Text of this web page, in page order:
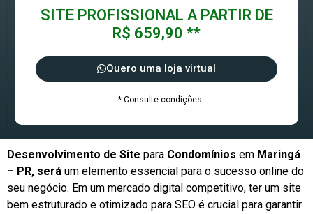
SITE PROFISSIONAL A PARTIR DE
R$ 659,90 **
Quero uma loja virtual
* Consulte condições
Desenvolvimento de Site para Condomínios em Maringá
– PR, será um elemento essencial para o sucesso online do
seu negócio. Em um mercado digital competitivo, ter um site
bem estruturado e otimizado para SEO é crucial para garantir